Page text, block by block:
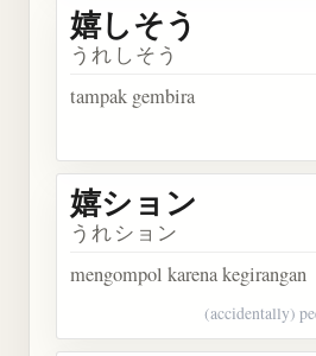
嬉しそう
うれしそう
tampak gembira
嬉ション
うれション
mengompol karena kegirangan
(accidentally)